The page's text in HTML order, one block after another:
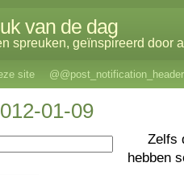
van de dag
spreuken, geïnspireerd door
site @@post_notification_header
01-09
Zelfs
hebben